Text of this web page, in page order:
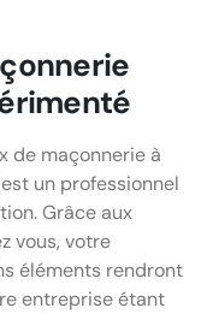
de maçonnerie à
un professionnel
Grâce aux
vous, votre
éléments rendront
entreprise étant